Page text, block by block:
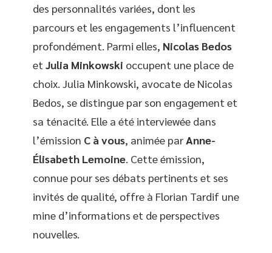
des personnalités variées, dont les
parcours et les engagements l’influencent
profondément. Parmi elles, Nicolas Bedos
et Julia Minkowski occupent une place de
choix. Julia Minkowski, avocate de Nicolas
Bedos, se distingue par son engagement et
sa ténacité. Elle a été interviewée dans
l’émission C à vous, animée parAnne-
Élisabeth Lemoine. Cette émission,
connue pour ses débats pertinents et ses
invités de qualité, offre à Florian Tardif une
mine d’informations et de perspectives
nouvelles.